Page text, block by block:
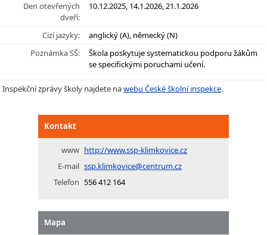
Den otevřených
dveří:
10.12.2025, 14.1.2026, 21.1.2026
Cizí jazyky:
anglický (A), německý (N)
Poznámka SŠ:
Škola poskytuje systematickou podporu žákům
se specifickými poruchami učení.
Inspekční zprávy školy najdete nawebu České školní inspekce.
Kontakt
www http://www.ssp-klimkovice.cz
E-mail ssp.klimkovice@centrum.cz
Telefon 556 412 164
Mapa